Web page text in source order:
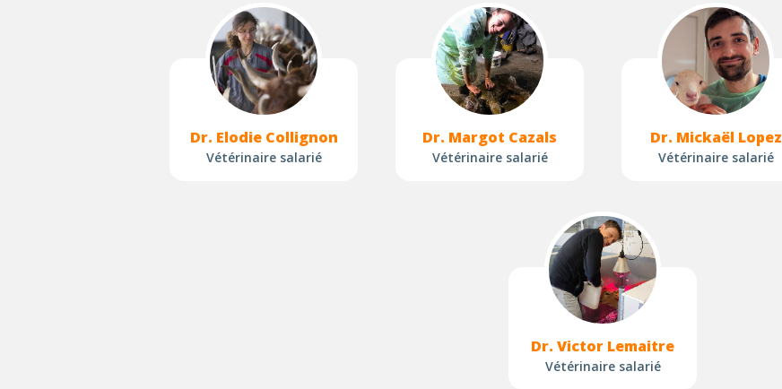
Dr. Elodie Collignon
Vétérinaire salarié
Dr. Margot Cazals
Vétérinaire salarié
Dr. Mickaël Lopez
Vétérinaire salarié
Dr. Victor Lemaitre
Vétérinaire salarié